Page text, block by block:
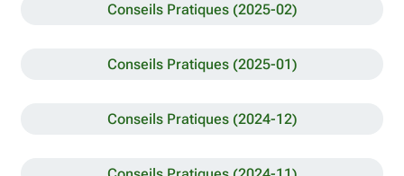
Conseils Pratiques (2025-02)
Conseils Pratiques (2025-01)
Conseils Pratiques (2024-12)